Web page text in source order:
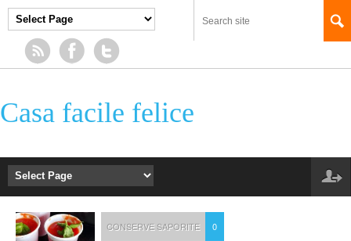
Casa facile felice
CONSERVE SAPORITE 0